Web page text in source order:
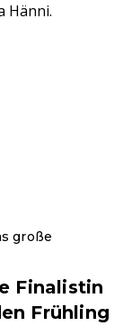
Hänni.
große
Finalistin
Frühling